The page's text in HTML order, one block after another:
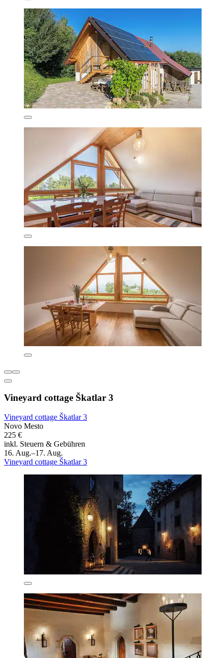
Vineyard cottage Škatlar 3
Vineyard cottage Škatlar 3
Novo Mesto
225 €
inkl. Steuern & Gebühren
16. Aug.–17. Aug.
Vineyard cottage Škatlar 3